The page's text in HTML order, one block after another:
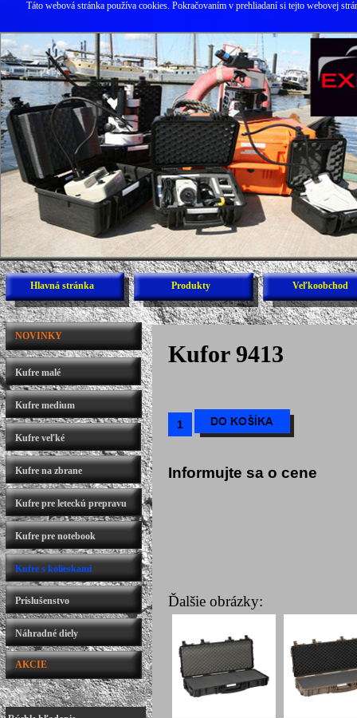
Táto webová stránka používa cookies. Pokračovaním v prehliadaní si tejto webovej
Hlavná stránka Produkty Veľkoobchod
NOVINKY
Kufre malé
Kufre medium
Kufre veľké
Kufre na zbrane
Kufre pre leteckú prepravu
Kufre pre notebook
Kufre s kolieskami
Príslušenstvo
Náhradné diely
AKCIE
Kufor 9413
Informujte sa o cene
Ďalšie obrázky: